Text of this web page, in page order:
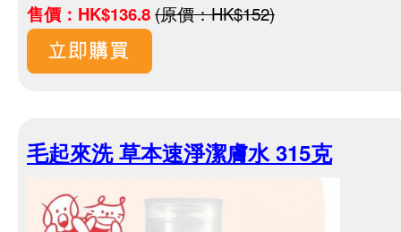
售價：HK$136.8(原價：HK$152)
毛起來洗 草本速淨潔膚水 315克